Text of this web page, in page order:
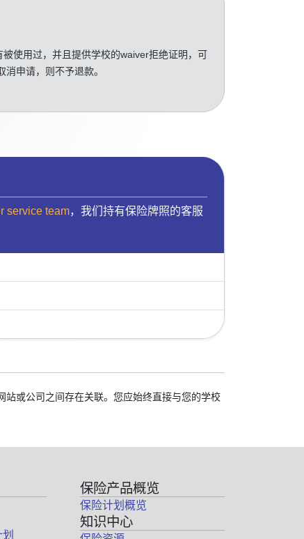
使用过，并且提供学校的waiver拒绝证明，可
申请，则不予退款。
service team，我们持有保险牌照的客服
或公司之间存在关联。您应始终直接与您的学校
保险产品概览
保险计划概览
知识中心